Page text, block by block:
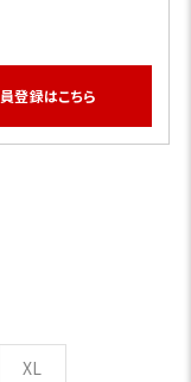
登録はこちら
XL